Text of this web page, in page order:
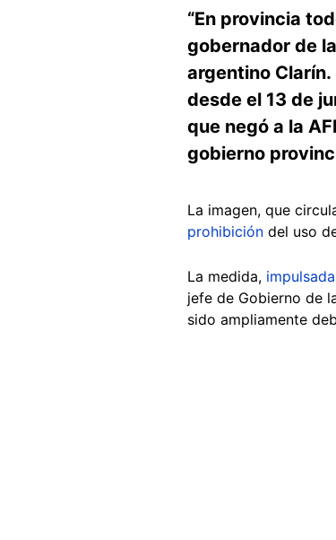
“En provincia
gobernador de
argentino
desde el 13 de
que negó a la
gobierno
La imagen, que
prohibición del uso
La medida, impulsada
jefe de Gobierno de
sido ampliamente